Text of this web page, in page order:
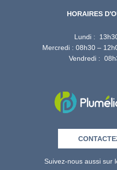
HORAIRES
Lundi :
Mercredi : 08h30 –
Vendredi :
Suivez-nous aussi sur